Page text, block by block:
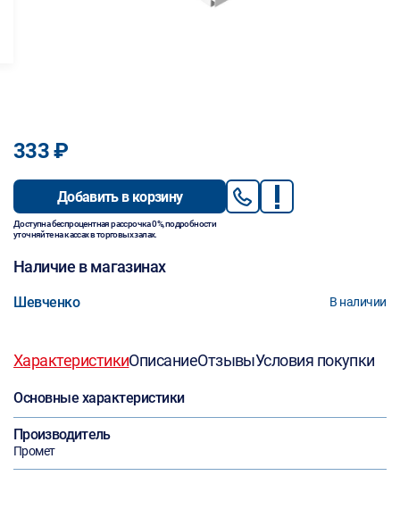
333 ₽
Добавить в корзину
Доступна беспроцентная рассрочка 0%, подробности
уточняйте на кассах в торговых залах.
Наличие в магазинах
Шевченко В наличии
ХарактеристикиОписаниеОтзывыУсловия покупки
Основные характеристики
Производитель
Промет